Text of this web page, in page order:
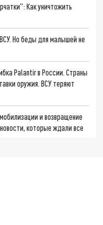
Как уничтожить
Но беды для малышей не
Palantir в России. Страны
оружия. ВСУ теряют
и возвращение
которые ждали все